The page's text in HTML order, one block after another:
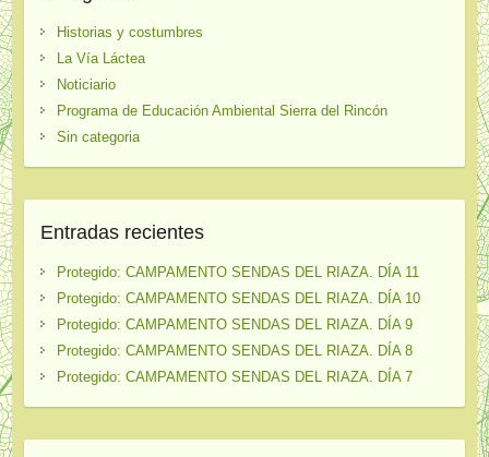
Historias y costumbres
La Vía Láctea
Noticiario
Programa de Educación Ambiental Sierra del Rincón
Sin categoria
Entradas recientes
Protegido: CAMPAMENTO SENDAS DEL RIAZA. DÍA 11
Protegido: CAMPAMENTO SENDAS DEL RIAZA. DÍA 10
Protegido: CAMPAMENTO SENDAS DEL RIAZA. DÍA 9
Protegido: CAMPAMENTO SENDAS DEL RIAZA. DÍA 8
Protegido: CAMPAMENTO SENDAS DEL RIAZA. DÍA 7